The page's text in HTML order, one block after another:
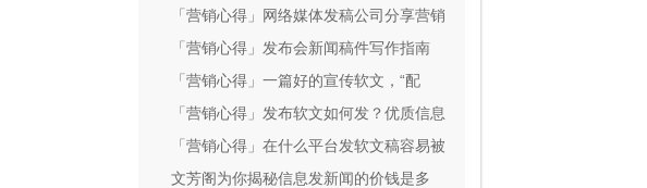
方法的重要性不言而喻？
「营销心得」网络媒体发稿公司分享营销
软文妙招
「营销心得」发布会新闻稿件写作指南
「营销心得」一篇好的宣传软文，“配
图”至关重要！
「营销心得」发布软文如何发？优质信息
哪家写的好？
「营销心得」在什么平台发软文稿容易被
百度收录
文芳阁为你揭秘信息发新闻的价钱是多